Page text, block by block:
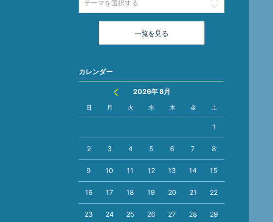
一覧を見る
カレンダー
2026年 8月
日 月 火 水 木 金 土
1
2 3 4 5 6 7 8
9 10 11 12 13 14 15
16 17 18 19 20 21 22
23 24 25 26 27 28 29